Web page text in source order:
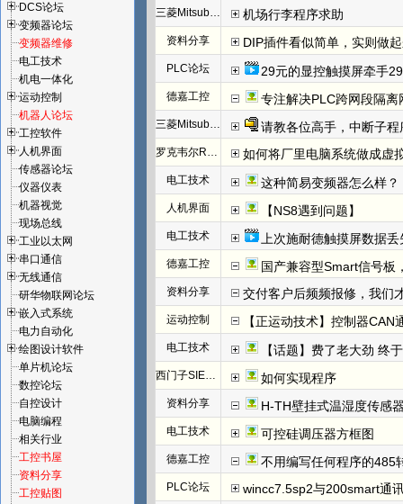
DCS论坛
变频器论坛
变频器维修
电工技术
机电一体化
运动控制
机器人论坛
工控软件
人机界面
传感器论坛
仪器仪表
机器视觉
现场总线
工业以太网
串口通信
无线通信
研华物联网论坛
嵌入式系统
电力自动化
绘图设计软件
单片机论坛
数控论坛
自控设计
电脑编程
相关行业
工控书屋
资料分享
工控贴图
三菱Mitsubishi 机场行李程序求助
资料分享 DIP插件看似简单，实则做
PLC论坛 29元的显控触摸屏牵手
德嘉工控 专注解决PLC跨网段隔离
三菱Mitsubishi 请教各位高手，中断子
罗克韦尔Rockwell(AB) 如何将厂里电脑系统做成虚
电工技术 这种简易变频器怎么样？
人机界面 【NS8遇到问题】
电工技术 上次施耐德触摸屏数据丢
德嘉工控 国产兼容型Smart信号板，通
资料分享 交付客户后频频报修，我们才
运动控制 【正运动技术】控制器
电工技术 【话题】费了老大劲 终于
西门子SIEMENS 如何实现程序
资料分享 H-TH壁挂式温湿度传感
电工技术 可控硅调压器方框图
德嘉工控 不用编写任何程序的485
PLC论坛 wincc7.5sp2与200smart通